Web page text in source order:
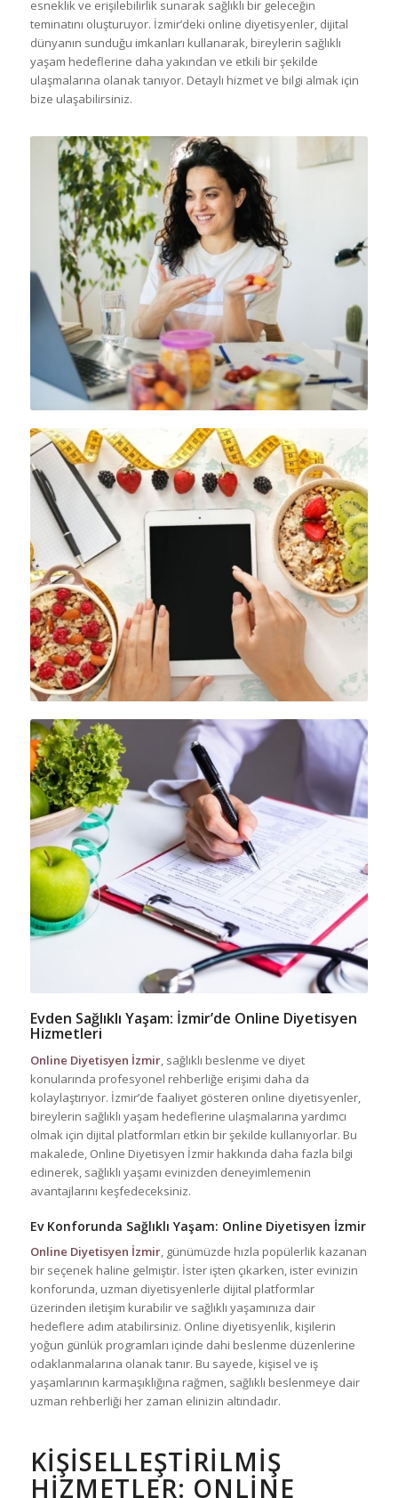
esneklik ve erişilebilirlik sunarak sağlıklı bir geleceğin
teminatını oluşturuyor. İzmir’deki online diyetisyenler, dijital
dünyanın sunduğu imkanları kullanarak, bireylerin sağlıklı
yaşam hedeflerine daha yakından ve etkili bir şekilde
ulaşmalarına olanak tanıyor. Detaylı hizmet ve bilgi almak için
bize ulaşabilirsiniz.
Evden Sağlıklı Yaşam: İzmir’de Online Diyetisyen
Hizmetleri
Online Diyetisyen İzmir, sağlıklı beslenme ve diyet
konularında profesyonel rehberliğe erişimi daha da
kolaylaştırıyor. İzmir’de faaliyet gösteren online diyetisyenler,
bireylerin sağlıklı yaşam hedeflerine ulaşmalarına yardımcı
olmak için dijital platformları etkin bir şekilde kullanıyorlar. Bu
makalede, Online Diyetisyen İzmir hakkında daha fazla bilgi
edinerek, sağlıklı yaşamı evinizden deneyimlemenin
avantajlarını keşfedeceksiniz.
Ev Konforunda Sağlıklı Yaşam: Online Diyetisyen İzmir
Online Diyetisyen İzmir, günümüzde hızla popülerlik kazanan
bir seçenek haline gelmiştir. İster işten çıkarken, ister evinizin
konforunda, uzman diyetisyenlerle dijital platformlar
üzerinden iletişim kurabilir ve sağlıklı yaşamınıza dair
hedeflere adım atabilirsiniz. Online diyetisyenlik, kişilerin
yoğun günlük programları içinde dahi beslenme düzenlerine
odaklanmalarına olanak tanır. Bu sayede, kişisel ve iş
yaşamlarının karmaşıklığına rağmen, sağlıklı beslenmeye dair
uzman rehberliği her zaman elinizin altındadır.
KIŞISELLEŞTIRILMIŞ
HIZMETLER: ONLINE